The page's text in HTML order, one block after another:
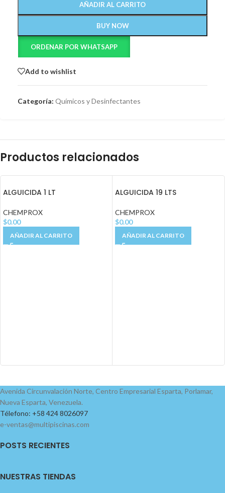
AÑADIR AL CARRITO
BUY NOW
ORDENAR POR WHATSAPP
Add to wishlist
Categoría: Químicos y Desinfectantes
Productos relacionados
ALGUICIDA 1 LT
CHEMPROX
$0.00
AÑADIR AL CARRITO
ALGUICIDA 19 LTS
CHEMPROX
$0.00
AÑADIR AL CARRITO
Avenida Circunvalación Norte, Centro Empresarial Esparta, Porlamar,
Nueva Esparta, Venezuela.
Télefono: +58 424 8026097
e-ventas@multipiscinas.com
POSTS RECIENTES
NUESTRAS TIENDAS